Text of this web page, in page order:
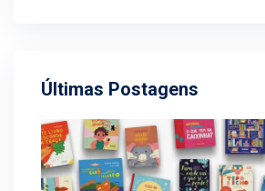
Últimas Postagens